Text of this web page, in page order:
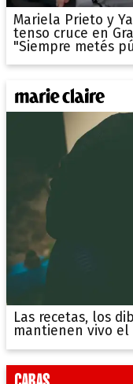
Mariela Prieto y
tenso cruce en
"Siempre metés
Las recetas, los
mantienen vivo el